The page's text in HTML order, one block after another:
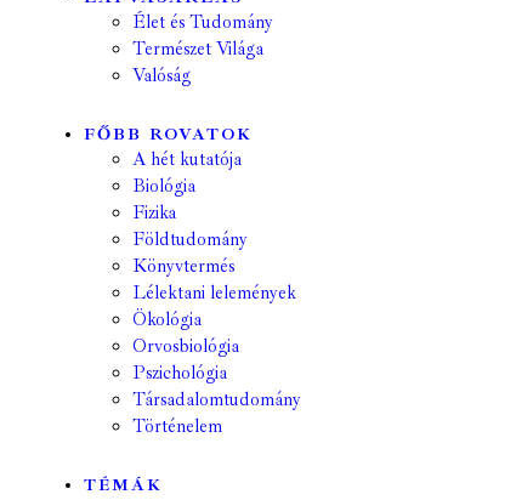
Élet és Tudomány
Természet Világa
Valóság
FŐBB ROVATOK
A hét kutatója
Biológia
Fizika
Földtudomány
Könyvtermés
Lélektani lelemények
Ökológia
Orvosbiológia
Pszichológia
Társadalomtudomány
Történelem
TÉMÁK